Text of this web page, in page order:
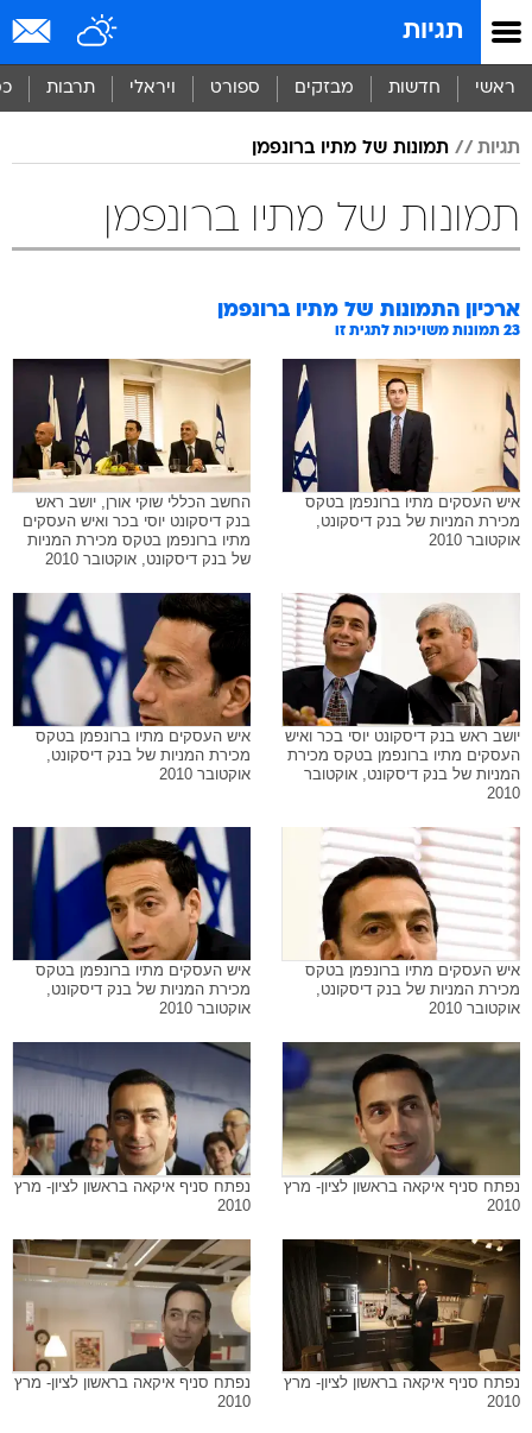
תגיות
ראשי חדשות מבזקים ספורט ויראלי תרבות
תגיות תמונות של מתיו ברונפמן
תמונות של מתיו ברונפמן
ארכיון התמונות של מתיו ברונפמן
23 תמונות משויכות לתגית זו
איש העסקים מתיו ברונפמן בטקס
מכירת המניות של בנק דיסקונט,
אוקטובר 2010
החשב הכללי שוקי אורן, יושב ראש
בנק דיסקונט יוסי בכר ואיש העסקים
מתיו ברונפמן בטקס מכירת המניות
של בנק דיסקונט, אוקטובר 2010
יושב ראש בנק דיסקונט יוסי בכר ואיש
העסקים מתיו ברונפמן בטקס מכירת
המניות של בנק דיסקונט, אוקטובר
2010
איש העסקים מתיו ברונפמן בטקס
מכירת המניות של בנק דיסקונט,
אוקטובר 2010
איש העסקים מתיו ברונפמן בטקס
מכירת המניות של בנק דיסקונט,
אוקטובר 2010
איש העסקים מתיו ברונפמן בטקס
מכירת המניות של בנק דיסקונט,
אוקטובר 2010
נפתח סניף איקאה בראשון לציון- מרץ
2010
נפתח סניף איקאה בראשון לציון- מרץ
2010
נפתח סניף איקאה בראשון לציון- מרץ
2010
נפתח סניף איקאה בראשון לציון- מרץ
2010